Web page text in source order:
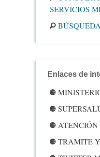
SERVICIOS
Enlaces de
TRAMITE